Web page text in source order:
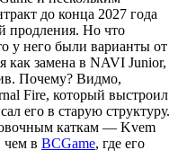
до конца 2027 года
продления. Но что
у него были варианты от
как замена в NAVI Junior,
Почему? Видмо,
Fire, который выстроил
его в старую структуру.
каткам — Kvem
чем в BCGame, где его